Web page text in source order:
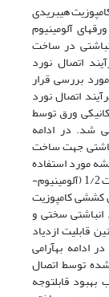
هیبریدی
آلومینیوم
در ساخت
اتصال نورد
بررسی قرار
اتصال نورد
ورق توسط
شد. در ادامه
جهت ساخت
مورد استفاده
قرار گرفت. نحوه­ی چیدمان اجزای کامپوزیت به­صورت 1/2 (آلومینیوم-
کششی کامپوزیت
انباشتی سختی و
قابلیت ازدیاد
به­آرامی
توسط اتصال
قابل­توجه